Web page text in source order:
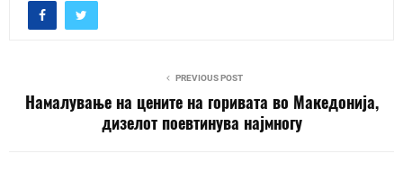
PREVIOUS POST
Намалување на цените на горивата во Македонија,
дизелот поевтинува најмногу